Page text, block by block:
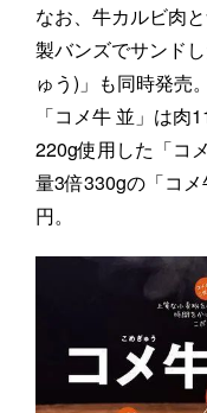
なお、牛カルビ肉
製バンズでサンド
ゅう)」も同時発売
「コメ牛 並」は
220g使用した「コ
量3倍330gの「コ
円。